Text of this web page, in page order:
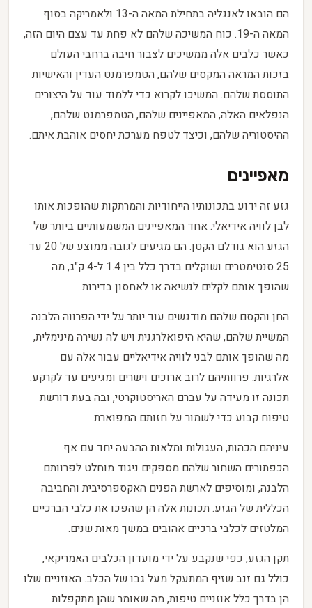
הם הובאו לאנגליה בתחילת המאה ה-13 ולאמריקה בסוף
המאה ה-19. כוח המשיכה שלהם לא פחת עד עצם היום הזה,
כאשר כלבים אלה ממשיכים לצבור חיבה ברחבי העולם
בזכות המראה המקסים שלהם, הטמפרמנט העדין והאישיות
התוססת שלהם. המשיכו לקרוא כדי ללמוד עוד על היצורים
הנפלאים האלה, המאפיינים שלהם, הטמפרמנט שלהם,
ההיסטוריה שלהם, וכיצד לטפח מערכת יחסים אוהבת איתם.
מאפיינים
גזע זה ידוע בתכונותיו הייחודיות והמרתקות שהופכות אותו
לבן לוויה אידיאלי. אחד המאפיינים המשמעותיים ביותר של
הגזע הוא גודלם הקטן. הם מגיעים לגובה ממוצע של 20 עד
25 סנטימטרים ושוקלים בדרך כלל בין 1.4 ל-4 ק"ג, מה
שהופך אותם לקלים לנשיאה או לאחסון בדירות.
החן והקסם שלהם מודגשים עוד יותר על ידי הפרווה הלבנה
המשיית שלהם, שהיא היפואלרגנית ויש לה נשירה מינימלית,
מה שהופך אותם לבני לוויה אידיאליים עבור אלה עם
אלרגיות. פרוותיהם לרוב ארוכים וישרים ומגיעים עד לקרקע.
תכונה זו מעידה על עברם האריסטוקרטי, ובה בעת דורשת
טיפוח קבוע כדי לשמור על חזותם המפוארת.
עיניהם הכהות, העגולות ומלאות ההבעה יחד עם אף
הכפתורים השחור שלהם מספקים ניגוד מוחלט לפרוותם
הלבנה, ומוסיפים לארשת הפנים האקספרסיבית והחביבה
הכללית של הגזע. תכונות אלה הן שהפכו את כלבי הברכיים
המלטזים לכלבי ברכיים אהובים במשך מאות שנים.
תקן הגזע, כפי שנקבע על ידי מועדון הכלבים האמריקאי,
כולל גם זנב שזיף המתעקל מעל גבו של הכלב. האוזניים שלו
הן בדרך כלל אוזניים טיפות, מה שאומר שהן מתקפלות